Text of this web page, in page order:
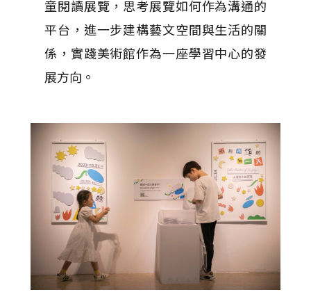
童閱讀展覽，思考展覽如何作為溝通的
平台，進一步建構藝文空間與生活的關
係，實踐美術館作為一座學習中心的發
展方向。